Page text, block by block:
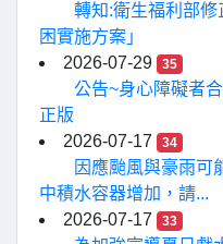
轉知:衛生福利部
困實施方案」
2026-07-29
35
公告~身心障礙者
正版
2026-07-17
34
因應颱風與豪雨可
中積水容器增加，請...
2026-07-17
33